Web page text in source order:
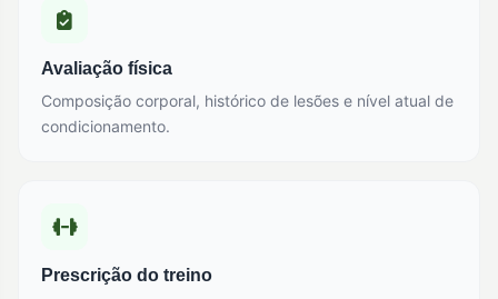
Avaliação física
Composição corporal, histórico de lesões e nível atual de
condicionamento.
Prescrição do treino